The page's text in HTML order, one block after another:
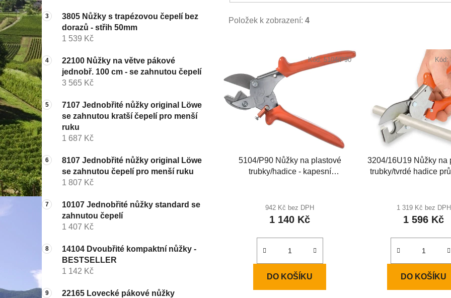
3805 Nůžky s trapézovou čepelí bez
dorazů - střih 50mm
1 539 Kč
22100 Nůžky na větve pákové
jednobř. 100 cm - se zahnutou čepelí
3 565 Kč
7107 Jednobřité nůžky original Löwe
se zahnutou kratší čepelí pro menší
ruku
1 687 Kč
8107 Jednobřité nůžky original Löwe
se zahnutou čepelí pro menší ruku
1 807 Kč
10107 Jednobřité nůžky standard se
zahnutou čepelí
1 407 Kč
14104 Dvoubřité kompaktní nůžky -
BESTSELLER
1 142 Kč
22165 Lovecké pákové nůžky
Položek k zobrazení: 4
p
s
5104/P90 Nůžky na plastové
trubky/hadice - kapesní
942 Kč bez DPH
1 140 Kč
DO KOŠÍKU
Kód:5104/P90
3204/16U19 Nůžky na
trubky/tvrdé hadice
produktu
5
1 319 Kč bez DPH
1 596 Kč
DO KOŠÍKU
Kód: